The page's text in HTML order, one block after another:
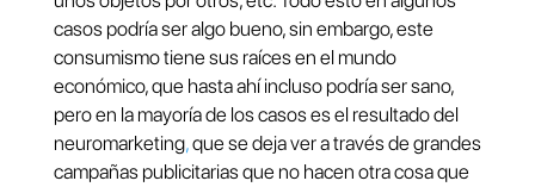
casos podría ser algo bueno, sin embargo, este
consumismo tiene sus raíces en el mundo
económico, que hasta ahí incluso podría ser sano,
pero en la mayoría de los casos es el resultado del
neuromarketing,que se deja ver a través de grandes
campañas publicitarias que no hacen otra cosa que